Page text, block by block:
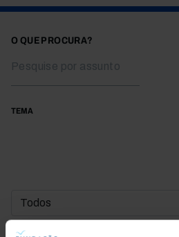
O QUE PROCURA?
TEMA